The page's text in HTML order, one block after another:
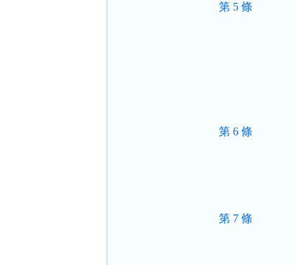
第 5 條
第 6 條
第 7 條